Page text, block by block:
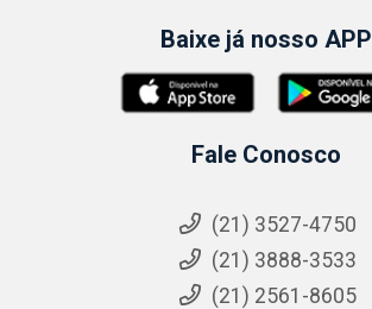
Baixe já nosso APP
Fale Conosco
(21) 3527-4750
(21) 3888-3533
(21) 2561-8605